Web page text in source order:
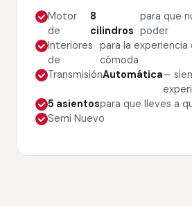
Motor
de
8
cilindros
para que
poder
Interiores
de
para la experiencia
cómoda
TransmisiónAutomática—
5 asientospara que lleves a
Semi Nuevo